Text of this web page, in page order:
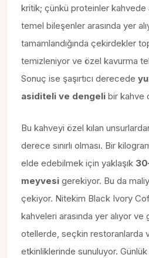
kritik; çünkü proteinler kahvede
temel bileşenler arasında yer
tamamlandığında çekirdekler
temizleniyor ve özel kavurma
Sonuç ise şaşırtıcı derecede
asiditeli ve dengeli bir kahve
Bu kahveyi özel kılan
derece sınırlı olması. Bir
elde edebilmek için yaklaşık
meyvesi gerekiyor. Bu da
çekiyor. Nitekim Black Ivory
kahveleri arasında yer alıyor ve
otellerde, seçkin restoranlarda
etkinliklerinde sunuluyor.